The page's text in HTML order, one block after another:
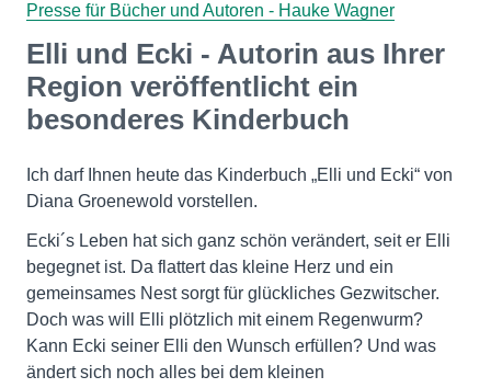
Presse für Bücher und Autoren - Hauke Wagner
Elli und Ecki - Autorin aus Ihrer
Region veröffentlicht ein
besonderes Kinderbuch
Ich darf Ihnen heute das Kinderbuch „Elli und Ecki“ von
Diana Groenewold vorstellen.
Ecki´s Leben hat sich ganz schön verändert, seit er Elli
begegnet ist. Da flattert das kleine Herz und ein
gemeinsames Nest sorgt für glückliches Gezwitscher.
Doch was will Elli plötzlich mit einem Regenwurm?
Kann Ecki seiner Elli den Wunsch erfüllen? Und was
ändert sich noch alles bei dem kleinen